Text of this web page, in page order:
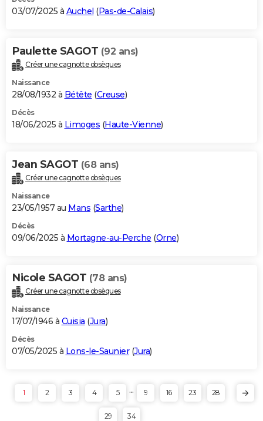
03/07/2025 à Auchel (Pas-de-Calais)
Paulette SAGOT (92 ans)
Créer une cagnotte obsèques
Naissance
28/08/1932 à Bétête (Creuse)
Décès
18/06/2025 à Limoges (Haute-Vienne)
Jean SAGOT (68 ans)
Créer une cagnotte obsèques
Naissance
23/05/1957 au Mans (Sarthe)
Décès
09/06/2025 à Mortagne-au-Perche (Orne)
Nicole SAGOT (78 ans)
Créer une cagnotte obsèques
Naissance
17/07/1946 à Cuisia (Jura)
Décès
07/05/2025 à Lons-le-Saunier(Jura)
1 2 3 4 5 ... 9 16 23 28
29 34